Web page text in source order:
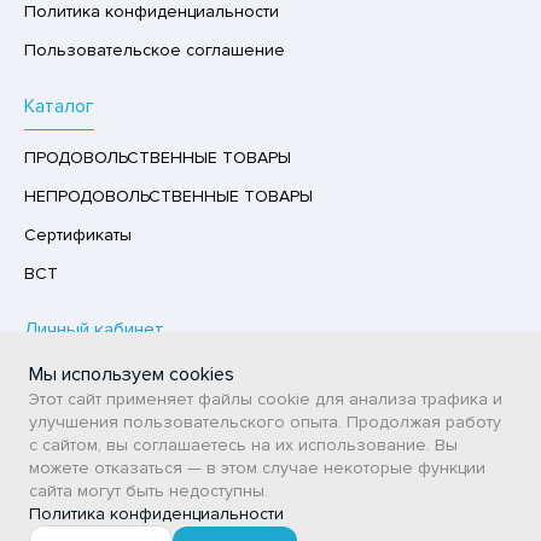
ПРОДУКТ
ШОКОЛАДНЫЕ БАТОНЧИКИ,
Политика конфиденциальности
Пользовательское соглашение
Каталог
ПРОДОВОЛЬСТВЕННЫЕ ТОВАРЫ
НЕПРОДОВОЛЬСТВЕННЫЕ ТОВАРЫ
Сертификаты
ВСТ
Личный кабинет
Авторизация / Регистрация
Мои заказы
Избранное
АО «ГПСУ» © 2026
Мы используем cookies
Этот сайт применяет файлы cookie для анализа трафика и
улучшения пользовательского опыта. Продолжая работу
с сайтом, вы соглашаетесь на их использование. Вы
можете отказаться — в этом случае некоторые функции
сайта могут быть недоступны.
Политика конфиденциальности